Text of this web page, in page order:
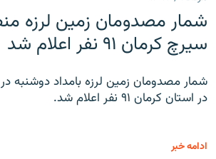
شمار مصدومان زمین لرزه
سیرچ کرمان ۹۱ نفر اعلام شد
شمار مصدومان زمین لرزه بامداد دوشنبه
در استان کرمان ۹۱ نفر اعلام شد.
ادامه خبر